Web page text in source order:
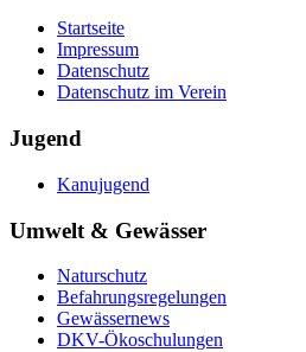
Startseite
Impressum
Datenschutz
Datenschutz im Verein
Jugend
Kanujugend
Umwelt & Gewässer
Naturschutz
Befahrungsregelungen
Gewässernews
DKV-Ökoschulungen